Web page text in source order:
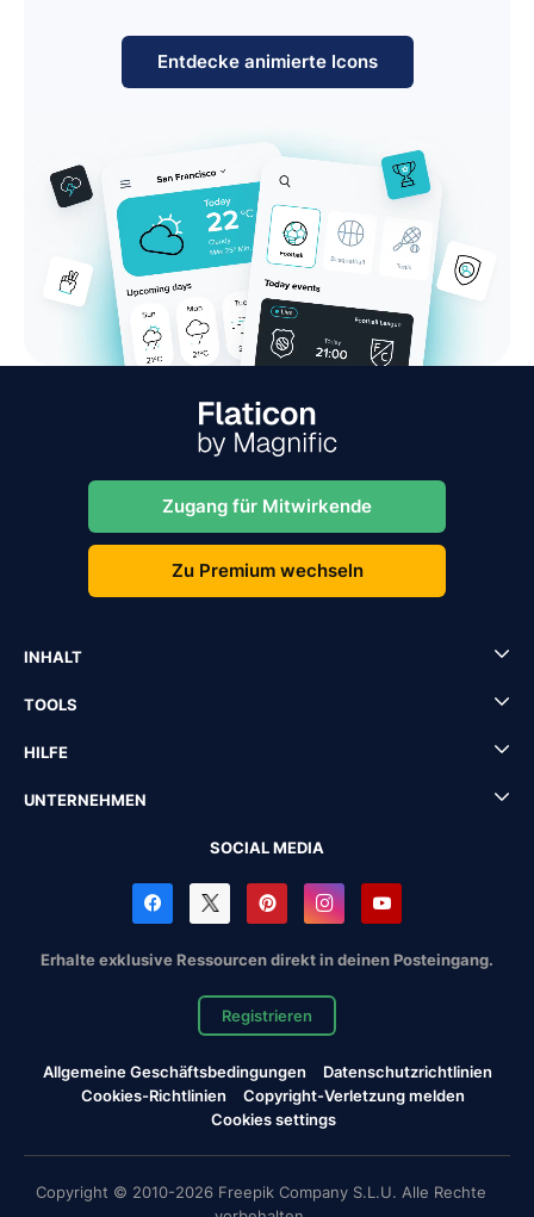
Entdecke animierte Icons
Zugang für Mitwirkende
Zu Premium wechseln
INHALT
TOOLS
HILFE
UNTERNEHMEN
SOCIAL MEDIA
Erhalte exklusive Ressourcen direkt in deinen Posteingang.
Registrieren
Allgemeine Geschäftsbedingungen
Datenschutzrichtlinien
Cookies-Richtlinien
Copyright-Verletzung melden
Cookies settings
Copyright © 2010-2026 Freepik Company S.L.U. Alle Rechte